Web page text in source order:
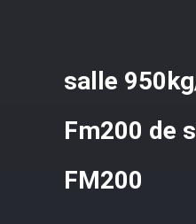
salle
Fm200 de
FM200